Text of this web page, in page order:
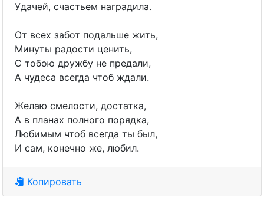
Удачей, счастьем наградила.
От всех забот подальше жить,
Минуты радости ценить,
С тобою дружбу не предали,
А чудеса всегда чтоб ждали.
Желаю смелости, достатка,
А в планах полного порядка,
Любимым чтоб всегда ты был,
И сам, конечно же, любил.
Копировать